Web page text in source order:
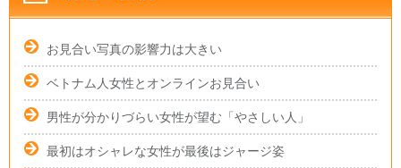
お見合い写真の影響力は大きい
ベトナム人女性とオンラインお見合い
男性が分かりづらい女性が望む「やさしい人」
最初はオシャレな女性が最後はジャージ姿